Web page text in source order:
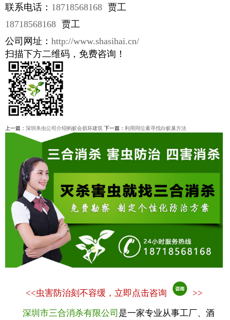
联系电话： 18718568168 贾工
18718568168 贾工
公司网址： http://www.shasihai.cn/
扫描下方二维码，免费咨询！
上一篇： 深圳杀虫公司介绍蚂蚁会损坏建筑 下一篇： 利用同位素寻找白蚁巢方法
<<虫害防治刻不容缓，立即点击咨询 >>
深圳市三合消杀有限公司 是一家专业从事工厂、酒